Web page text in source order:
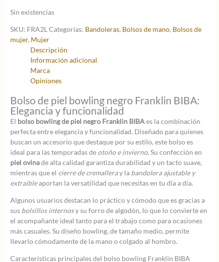
Sin existencias
SKU: FRA2L Categorías: Bandoleras, Bolsos de mano, Bolsos de
mujer, Mujer
Descripción
Información adicional
Marca
Opiniones
Bolso de piel bowling negro Franklin BIBA:
Elegancia y funcionalidad
El bolso bowling de piel negro Franklin BIBAes la combinación
perfecta entre elegancia y funcionalidad. Diseñado para quienes
buscan un accesorio que destaque por su estilo, este bolso es
ideal para las temporadas de otoño e invierno. Su confección en
piel ovinade alta calidad garantiza durabilidad y un tacto suave,
mientras que el cierre de cremalleray la bandolera ajustable y
extraíbleaportan la versatilidad que necesitas en tu día a día.
Algunos usuarios destacan lo práctico y cómodo que es gracias a
sus bolsillos internosy su forro de algodón, lo que lo convierte en
el acompañante ideal tanto para el trabajo como para ocasiones
más casuales. Su diseño bowling, de tamaño medio, permite
llevarlo cómodamente de la mano o colgado al hombro.
Características principales del bolso bowling Franklin BIBA